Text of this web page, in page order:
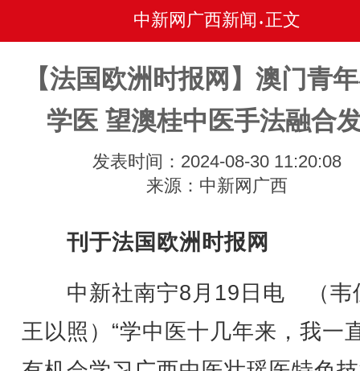
中新网广西新闻 • 正文
【法国欧洲时报网】澳门青
学医 望澳桂中医手法融合
发表时间：2024-08-30 11:20:08
来源：中新网广西
刊于法国欧洲时报网
中新社南宁8月19日电 （韦
王以照）“学中医十几年来，我一